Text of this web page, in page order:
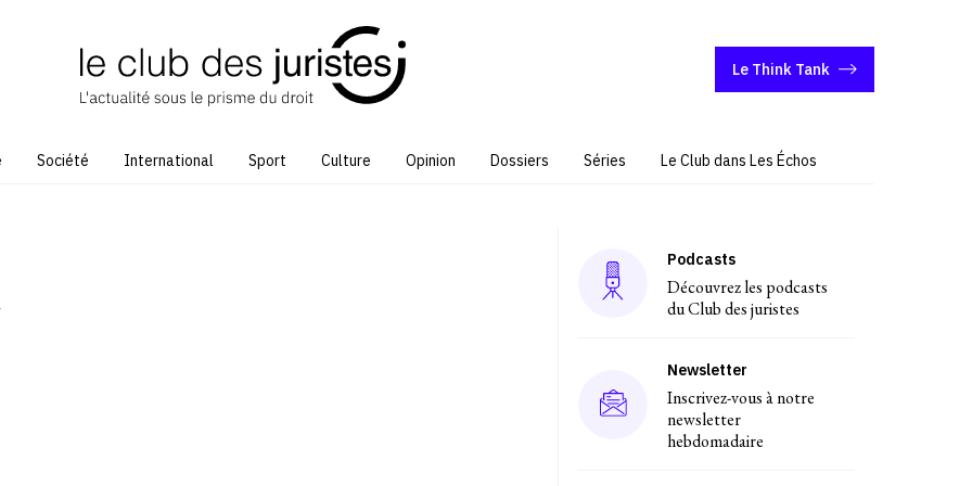
Le Think Tank
Société International Sport Culture Opinion Dossiers Séries Le Club dans Les Échos
Podcasts
Découvrez les podcasts
du Club des juristes
Newsletter
Inscrivez-vous à notre
newsletter
hebdomadaire